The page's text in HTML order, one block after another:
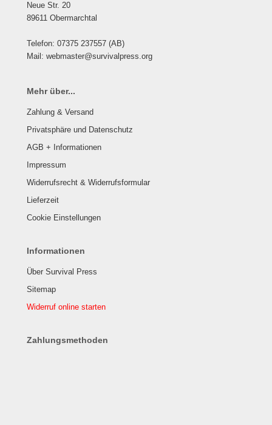
Neue Str. 20
89611 Obermarchtal
Telefon: 07375 237557 (AB)
Mail: webmaster@survivalpress.org
Mehr über...
Zahlung & Versand
Privatsphäre und Datenschutz
AGB + Informationen
Impressum
Widerrufsrecht & Widerrufsformular
Lieferzeit
Cookie Einstellungen
Informationen
Über Survival Press
Sitemap
Widerruf online starten
Zahlungsmethoden